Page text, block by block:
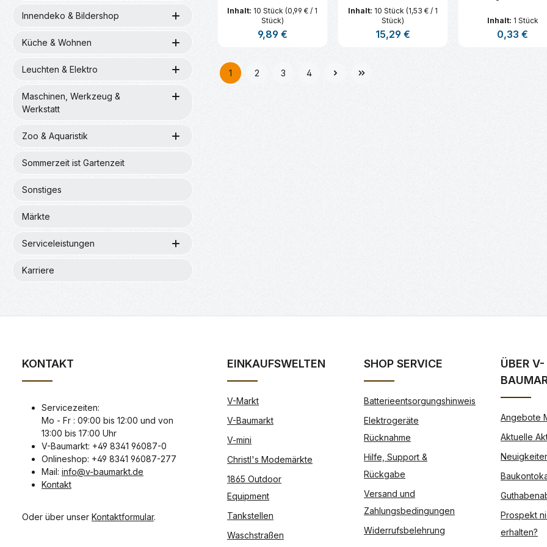
Innendeko & Bildershop
Küche & Wohnen
Leuchten & Elektro
Maschinen, Werkzeug &
Werkstatt
Zoo & Aquaristik
Sommerzeit ist Gartenzeit
Sonstiges
Märkte
Serviceleistungen
Karriere
Inhalt: 10 Stück(0,99 € / 1
Stück)
Regulärer Preis:
9,89 €
Produkt Anzahl: Gib den gewünschten Wert
Inhalt: 10 Stück (1,53 € / 1
Stück)
Regulärer Preis:
15,29 €
Produkt Anzahl: Gib den
Inhalt: 1 Stück
Regulärer
0,33 €
Seite
1
Seite
2
Seite
3
Seite
4
KONTAKT
Servicezeiten:
Mo - Fr : 09:00 bis 12:00 und von
13:00 bis 17:00 Uhr
V-Baumarkt: +49 8341 96087-0
Onlineshop: +49 8341 96087-277
Mail: info@v-baumarkt.de
Kontakt
Oder über unser Kontaktformular.
EINKAUFSWELTEN
V-Markt
V-Baumarkt
V-mini
Christl's Modemärkte
1865 Outdoor
Equipment
Tankstellen
Waschstraßen
SHOP SERVICE
Batterieentsorgungshinweis
Elektrogeräte
Rücknahme
Hilfe, Support &
Rückgabe
Versand und
Zahlungsbedingungen
Widerrufsbelehrung
ÜBER V-
Angebote
Aktuelle
Prospekt
erhalten?